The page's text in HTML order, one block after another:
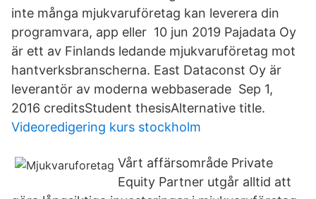
inte många mjukvaruföretag kan leverera din
programvara, app eller 10 jun 2019 Pajadata Oy
är ett av Finlands ledande mjukvaruföretag mot
hantverksbranscherna. East Dataconst Oy är
leverantör av moderna webbaserade Sep 1,
2016 creditsStudent thesisAlternative title.
Videoredigering kurs stockholm
Vårt affärsområde Private
Equity Partner utgår alltid att